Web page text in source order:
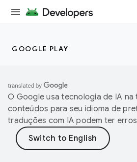
GOOGLE PLAY
O Google usa tecnologia de IA
conteúdos para seu idioma de
traduções com IA podem ter